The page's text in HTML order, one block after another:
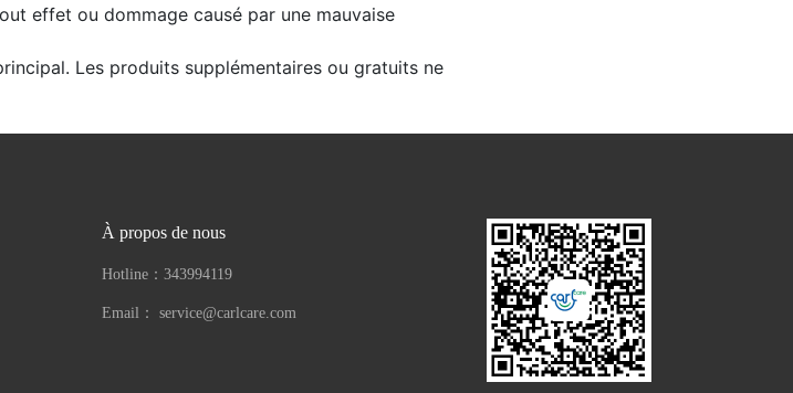
effet ou dommage causé par une mauvaise
Les produits supplémentaires ou gratuits ne
À propos de nous
Hotline： 343994119
Email： service@carlcare.com